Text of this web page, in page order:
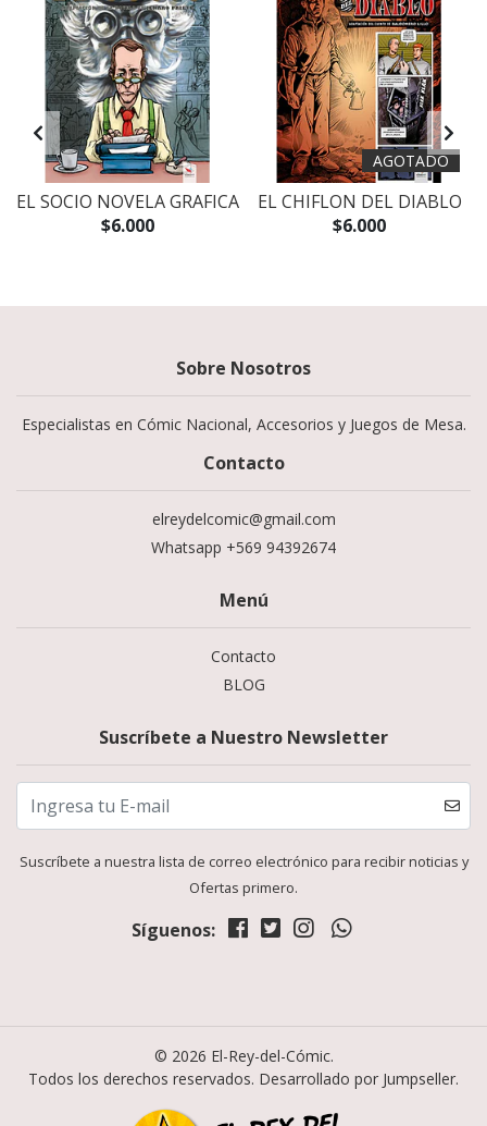
EL SOCIO NOVELA GRAFICA
$6.000
AGOTADO
EL CHIFLON DEL DIABLO
$6.000
Sobre Nosotros
Especialistas en Cómic Nacional, Accesorios y Juegos de Mesa.
Contacto
elreydelcomic@gmail.com
Whatsapp +569 94392674
Menú
Contacto
BLOG
Suscríbete a Nuestro Newsletter
Suscríbete a nuestra lista de correo electrónico para recibir noticias y
Ofertas primero.
Síguenos:
© 2026 El-Rey-del-Cómic.
Todos los derechos reservados. Desarrollado por Jumpseller.